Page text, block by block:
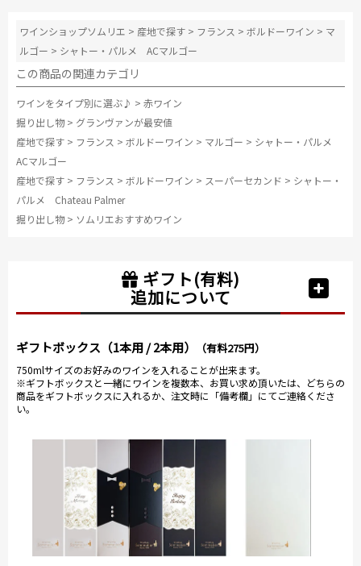
ワインショップソムリエ > 産地で探す > フランス >ボルドーワイン > マ
ルゴー > シャトー・パルメ ACマルゴー
この商品の関連カテゴリ
ワインをタイプ別に選ぶ♪ > 赤ワイン
掘り出し物 > グランヴァンが最安値
産地で探す > フランス > ボルドーワイン > マルゴー > シャトー・パルメ
ACマルゴー
産地で探す > フランス > ボルドーワイン > スーパーセカンド > シャトー・
パルメ Chateau Palmer
掘り出し物 > ソムリエおすすめワイン
ギフト(有料)
追加について
ギフトボックス（1本用 / 2本用） （有料275円）
750mlサイズのお好みのワインを入れることが出来ます。
※ギフトボックスと一緒にワインを複数本、お買い求め頂いたは、どちらの
商品をギフトボックスに入れるか、注文時に「備考欄」にてご連絡くださ
い。